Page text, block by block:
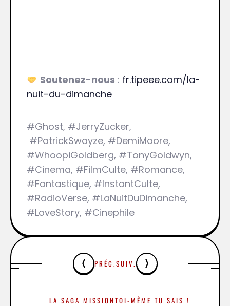
Soutenez-nous : fr.tipeee.com/la-
nuit-du-dimanche
#Ghost, #JerryZucker,
#PatrickSwayze, #DemiMoore,
#WhoopiGoldberg, #TonyGoldwyn,
#Cinema, #FilmCulte, #Romance,
#Fantastique, #InstantCulte,
#RadioVerse, #LaNuitDuDimanche,
#LoveStory, #Cinephile
PRÉC.SUIV.
LA SAGA MISSION TOI-MÊME TU SAIS !